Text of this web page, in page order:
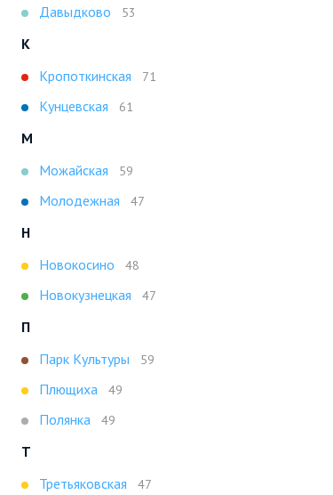
Давыдково
53
К
Кропоткинская
71
Кунцевская 61
М
Можайская
59
Молодежная 47
Н
Новокосино
48
Новокузнецкая 47
П
Парк Культуры
59
Плющиха 49
Полянка 49
Т
Третьяковская
47